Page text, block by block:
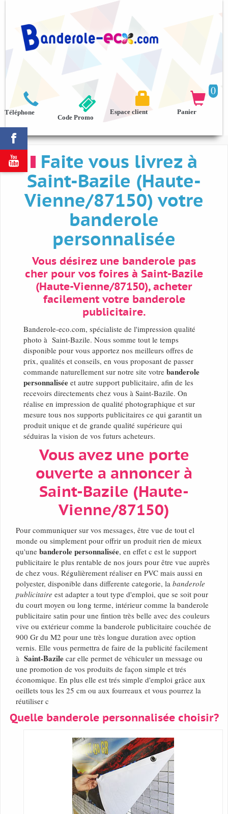



Téléphone
0

Panier

Espace client
Code Promo
Faite vous livrez à
Saint-Bazile (Haute-
Vienne/87150) votre
banderole
personnalisée
Vous désirez une banderole pas
cher pour vos foires à Saint-Bazile
(Haute-Vienne/87150), acheter
facilement votre banderole
publicitaire.
Banderole-eco.com, spécialiste de l'impression qualité
photo à Saint-Bazile. Nous somme tout le temps
disponible pour vous apportez nos meilleurs offres de
prix, qualités et conseils, en vous proposant de passer
commande naturellement sur notre site votre banderole
personnalisée et autre support publicitaire, afin de les
recevoirs directements chez vous à Saint-Bazile. On
réalise en impression de qualité photographique et sur
mesure tous nos supports publicitaires ce qui garantit un
produit unique et de grande qualité supérieure qui
séduiras la vision de vos futurs acheteurs.
Vous avez une porte
ouverte a annoncer à
Saint-Bazile (Haute-
Vienne/87150)
Pour communiquer sur vos messages, être vue de tout el
monde ou simplement pour offrir un produit rien de mieux
qu'une banderole personnalisée, en effet c est le support
publicitaire le plus rentable de nos jours pour être vue auprès
de chez vous. Régulièrement réaliser en PVC mais aussi en
polyester, disponible dans differente categorie, la banderole
publicitaire est adapter a tout type d'emploi, que se soit pour
du court moyen ou long terme, intérieur comme la banderole
publicitaire satin pour une fintion très belle avec des couleurs
vive ou extérieur comme la banderole publicitaire couchée de
900 Gr du M2 pour une très longue duration avec option
vernis. Elle vous permettra de faire de la publicité facilement
à Saint-Bazile car elle permet de véhiculer un message ou
une promotion de vos produits de façon simple et trés
économique. En plus elle est trés simple d'emploi grâce aux
oeillets tous les 25 cm ou aux fourreaux et vous pourrez la
réutiliser c
Quelle banderole personnalisée choisir?